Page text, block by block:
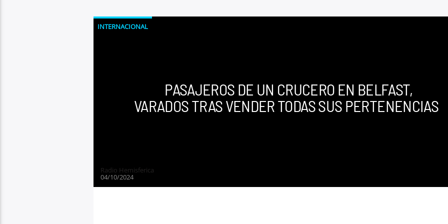
INTERNACIONAL
PASAJEROS DE UN CRUCERO EN BELFAST,
VARADOS TRAS VENDER TODAS SUS PERTENENCIAS
Radio Hemisferica
04/10/2024